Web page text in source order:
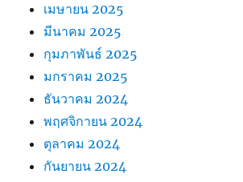
เมษายน 2025
มีนาคม 2025
กุมภาพันธ์ 2025
มกราคม 2025
ธันวาคม 2024
พฤศจิกายน 2024
ตุลาคม 2024
กันยายน 2024